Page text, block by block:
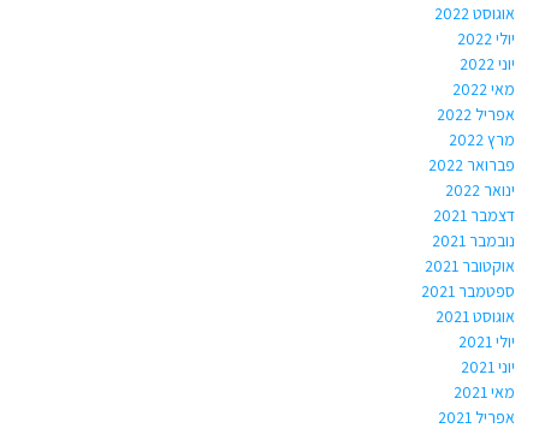
אוגוסט 2022
יולי 2022
יוני 2022
מאי 2022
אפריל 2022
מרץ 2022
פברואר 2022
ינואר 2022
דצמבר 2021
נובמבר 2021
אוקטובר 2021
ספטמבר 2021
אוגוסט 2021
יולי 2021
יוני 2021
מאי 2021
אפריל 2021